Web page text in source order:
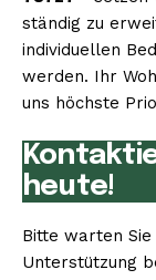
ständig zu
individuellen
werden. Ihr
uns höchste
heute!
Bitte warten
Unterstützung